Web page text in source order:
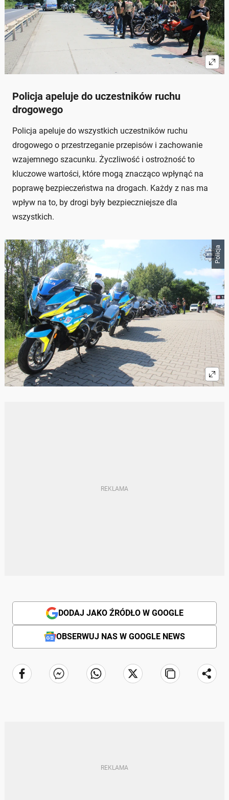
Policja apeluje do uczestników ruchu
drogowego
Policja apeluje do wszystkich uczestników ruchu
drogowego o przestrzeganie przepisów i zachowanie
wzajemnego szacunku. Życzliwość i ostrożność to
kluczowe wartości, które mogą znacząco wpłynąć na
poprawę bezpieczeństwa na drogach. Każdy z nas ma
wpływ na to, by drogi były bezpieczniejsze dla
wszystkich.
Policja
DODAJ JAKO ŹRÓDŁO W GOOGLE
OBSERWUJ NAS W GOOGLE NEWS